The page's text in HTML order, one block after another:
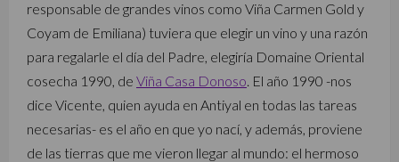
responsable de grandes vinos como Viña Carmen Gold y
Coyam de Emiliana) tuviera que elegir un vino y una razón
para regalarle el día del Padre, elegiría Domaine Oriental
cosecha 1990, de Viña Casa Donoso . El año 1990 -nos
dice Vicente, quien ayuda en Antiyal en todas las tareas
necesarias- es el año en que yo nací, y además, proviene
de las tierras que me vieron llegar al mundo: el hermoso